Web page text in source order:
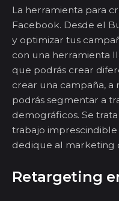
La herramienta para
Facebook. Desde el
y optimizar tus
con una herramienta
que podrás crear
crear una campaña, a
podrás segmentar a
demográficos. Se
trabajo
dedique al marketing
Retargeting